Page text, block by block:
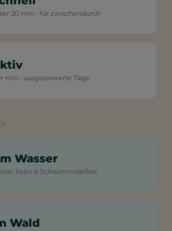
20 min · für zwischendurch
min · ausgepowerte Tage
Wasser
Seen & Schwimmstellen
Wald